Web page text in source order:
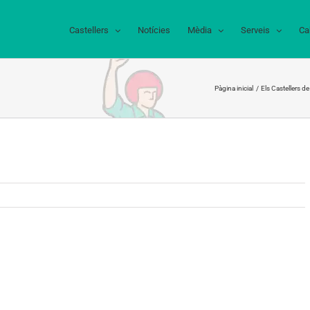
Castellers Notícies Mèdia Serveis
Pàgina inicial Els Castellers